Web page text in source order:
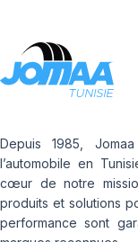
Depuis 1985,
l’automobile en
cœur de notre
produits et solutions
performance sont